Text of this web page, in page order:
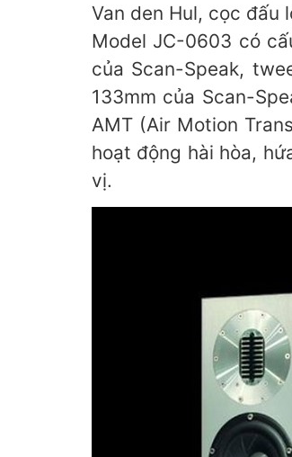
Van den Hul, cọc đấu
Model JC-0603 có
của Scan-Speak,
133mm của Scan-
AMT (Air Motion
hoạt động hài hòa,
vị.